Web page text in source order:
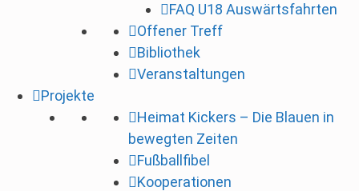
FAQ U18 Auswärtsfahrten
Offener Treff
Bibliothek
Veranstaltungen
Projekte
Heimat Kickers – Die Blauen in
bewegten Zeiten
Fußballfibel
Kooperationen